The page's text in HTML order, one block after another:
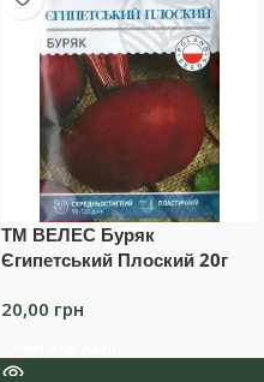
ТМ ВЕЛЕС Буряк
Єгипетський Плоский 20г
20,00 грн